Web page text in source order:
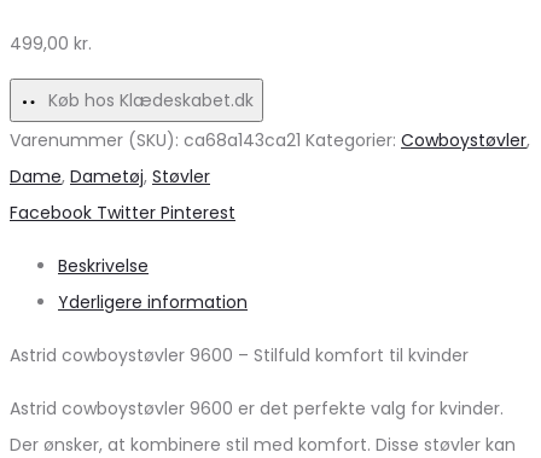
499,00 kr.
Køb hos Klædeskabet.dk
Varenummer (SKU): ca68a143ca21 Kategorier: Cowboystøvler,
Dame, Dametøj, Støvler
Share
Facebook Twitter Pinterest
Beskrivelse
Yderligere information
Astrid cowboystøvler 9600 – Stilfuld komfort til kvinder
Astrid cowboystøvler 9600 er det perfekte valg for kvinder.
Der ønsker, at kombinere stil med komfort. Disse støvler kan